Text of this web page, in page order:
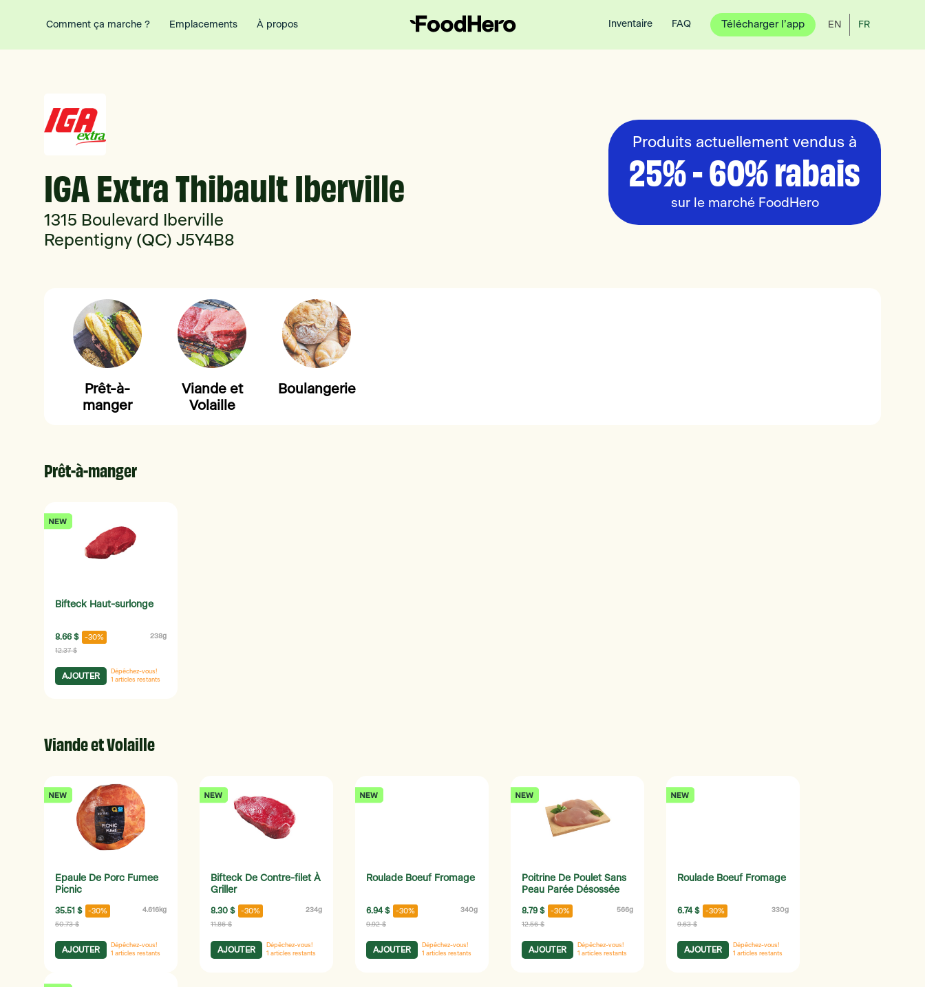
Comment ça marche ? Emplacements À propos Inventaire FAQ Télécharger l’app EN FR
IGA Extra Thibault Iberville
1315 Boulevard Iberville
Repentigny (QC) J5Y4B8
Produits actuellement vendus à
25% - 60% rabais
sur le marché FoodHero
Prêt-à-
manger
Viande et
Volaille
Boulangerie
Prêt-à-manger
Bifteck Haut-surlonge
8.66 $ -30% 238g
12.37 $
AJOUTER
Dépêchez-vous!
1 articles restants
Viande et Volaille
Epaule De Porc Fumee
Picnic
35.51 $ -30% 4.616kg
50.73 $
AJOUTER
Dépêchez-vous!
1 articles restants
Bifteck De Contre-filet À
Griller
8.30 $ -30% 234g
11.86 $
AJOUTER
Dépêchez-vous!
1 articles restants
Roulade Boeuf Fromage
6.94 $ -30% 340g
9.92 $
AJOUTER
Dépêchez-vous!
1 articles restants
Poitrine De Poulet Sans
Peau Parée Désossée
8.79 $ -30% 566g
12.56 $
AJOUTER
Dépêchez-vous!
1 articles restants
Roulade Boeuf Fromage
6.74 $ -30% 330g
9.63 $
AJOUTER
Dépêchez-vous!
1 articles restants